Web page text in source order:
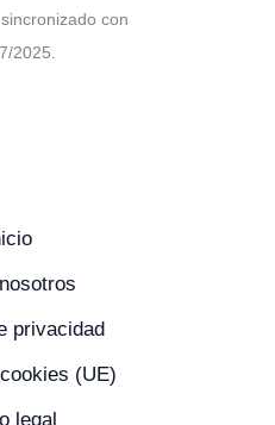
con
2025.
privacidad
(UE)
legal